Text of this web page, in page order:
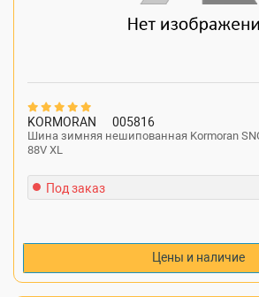
KORMORAN 005816
Шина зимняя нешипованная Kormoran
88V XL
Под заказ
Цены и наличие